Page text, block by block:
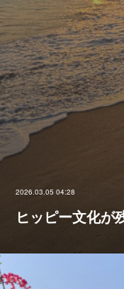
2026.03.05 04:28
ヒッピー文化が